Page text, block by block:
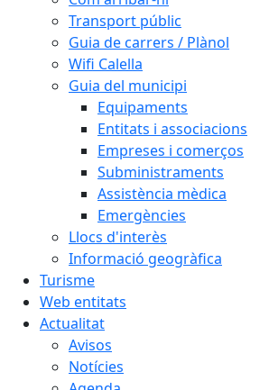
Transport públic
Guia de carrers / Plànol
Wifi Calella
Guia del municipi
Equipaments
Entitats i associacions
Empreses i comerços
Subministraments
Assistència mèdica
Emergències
Llocs d'interès
Informació geogràfica
Turisme
Web entitats
Actualitat
Avisos
Notícies